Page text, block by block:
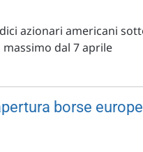
azionari americani
dal 7 aprile
borse